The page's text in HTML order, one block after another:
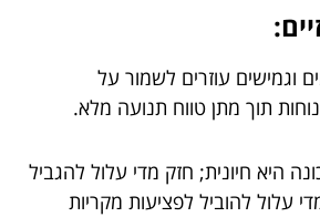
וגמישים עוזרים לשמור על
תוך מתן טווח תנועה מלא.
היא חיונית; חזק מדי עלול להגביל
עלול להוביל לפציעות מקריות